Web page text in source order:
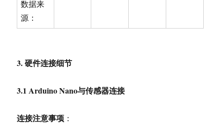
数据来
源：
3.硬件连接细节
3.1 Arduino Nano与传感器连接
连接注意事项 ：